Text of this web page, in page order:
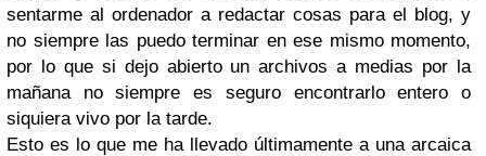
sentarme al ordenador a redactar cosas para el blog, y
no siempre las puedo terminar en ese mismo momento,
por lo que si dejo abierto un archivos a medias por la
mañana no siempre es seguro encontrarlo entero o
siquiera vivo por la tarde.
Esto es lo que me ha llevado últimamente a una arcaica